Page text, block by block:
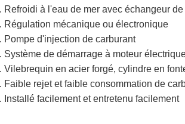
Refroidi à l'eau de mer avec échangeur
Régulation mécanique ou électronique
Pompe d'injection de carburant
Système de démarrage à moteur
Vilebrequin en acier forgé, cylindre en
Faible rejet et faible consommation de
Installé facilement et entretenu facilement